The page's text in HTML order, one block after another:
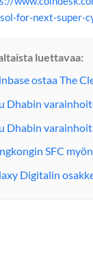
for-next-super-
luettavaa:
ostaa The
Dhabin
Dhabin
SFC
Digitalin